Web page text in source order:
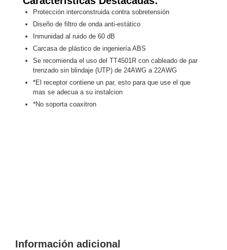
Alimentación
con
RespaldoInyectores
PoEPDUPlantas
de
EnergíaPoE
de Largo
Alcance UPS
- No Break
y
Protección interconstruida contra sobretensión
Diseño de filtro de onda anti-estático
Inmunidad al ruido de 60 dB
Carcasa de plástico de ingeniería ABS
Se recomienda el uso del TT4501R con cableado de par
trenzado sin blindaje (UTP) de 24AWG a 22AWG
*El receptor contiene un par, esto para que use el que
mas se adecua a su instalcion
*No soporta coaxitron
Información adicional